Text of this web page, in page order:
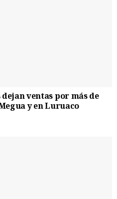
ventas por más de
y en Luruaco